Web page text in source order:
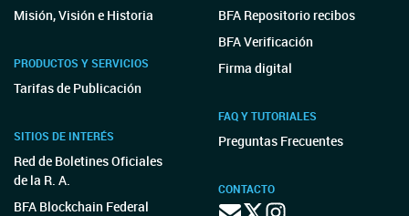
Misión, Visión e Historia
PRODUCTOS Y SERVICIOS
Tarifas de Publicación
SITIOS DE INTERÉS
Red de Boletines Oficiales
de la R. A.
BFA Blockchain Federal
BFA Repositorio recibos
BFA Verificación
Firma digital
FAQ Y TUTORIALES
Preguntas Frecuentes
CONTACTO